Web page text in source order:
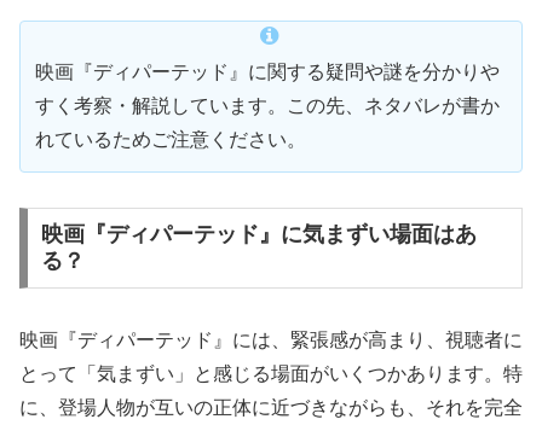
映画『ディパーテッド』に関する疑問や謎を分かりや
すく考察・解説しています。この先、ネタバレが書か
れているためご注意ください。
映画『ディパーテッド』に気まずい場面はあ
る？
映画『ディパーテッド』には、緊張感が高まり、視聴者に
とって「気まずい」と感じる場面がいくつかあります。特
に、登場人物が互いの正体に近づきながらも、それを完全